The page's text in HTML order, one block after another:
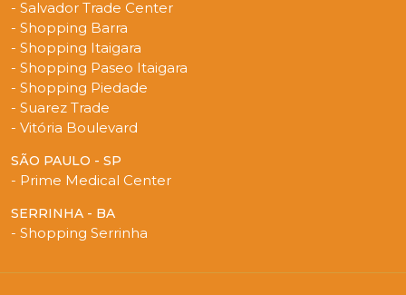
- Salvador Trade Center
- Shopping Barra
- Shopping Itaigara
- Shopping Paseo Itaigara
- Shopping Piedade
- Suarez Trade
- Vitória Boulevard
SÃO PAULO - SP
- Prime Medical Center
SERRINHA - BA
- Shopping Serrinha